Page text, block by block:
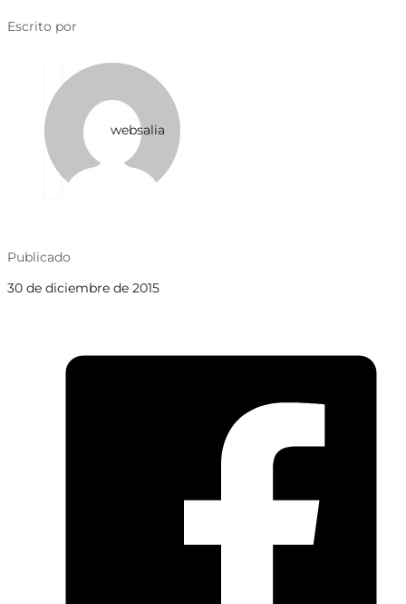
Escrito por
websalia
Publicado
30 de diciembre de 2015